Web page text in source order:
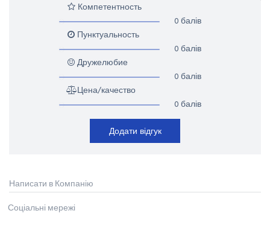
Компетентность
0 балів
Пунктуальность
0 балів
Дружелюбие
0 балів
Цена/качество
0 балів
Додати відгук
Написати в Компанію
Соціальні мережі